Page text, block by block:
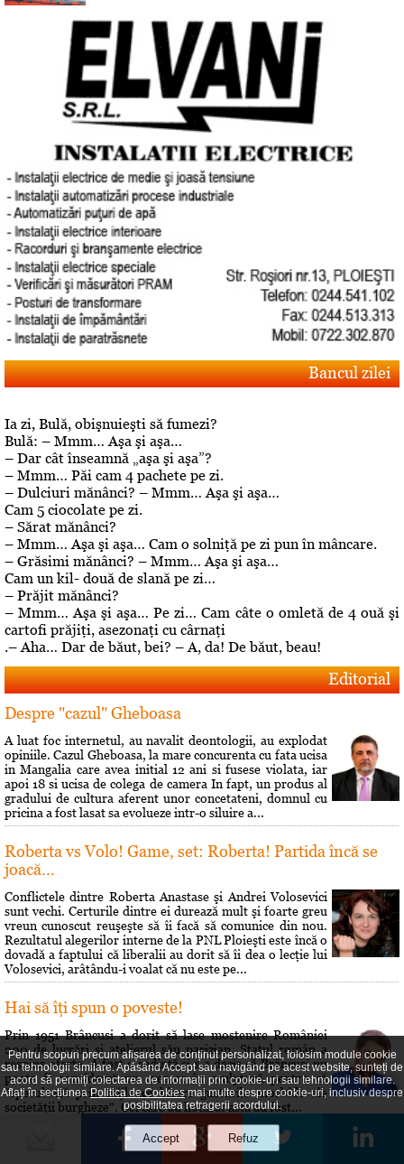
Bancul zilei
Ia zi, Bulă, obişnuieşti să fumezi?
Bulă: – Mmm… Aşa şi aşa…
– Dar cât înseamnă „aşa şi aşa”?
– Mmm… Păi cam 4 pachete pe zi.
– Dulciuri mănânci? – Mmm… Aşa şi aşa…
Cam 5 ciocolate pe zi.
– Sărat mănânci?
– Mmm… Aşa şi aşa… Cam o solniţă pe zi pun în mâncare.
– Grăsimi mănânci? – Mmm… Aşa şi aşa…
Cam un kil- două de slană pe zi…
– Prăjit mănânci?
– Mmm… Aşa şi aşa… Pe zi… Cam câte o omletă de 4 ouă şi
cartofi prăjiţi, asezonaţi cu cârnaţi
.– Aha… Dar de băut, bei? – A, da! De băut, beau!
Editorial
Despre "cazul" Gheboasa
A luat foc internetul, au navalit deontologii, au explodat
opiniile. Cazul Gheboasa, la mare concurenta cu fata ucisa
in Mangalia care avea initial 12 ani si fusese violata, iar
apoi 18 si ucisa de colega de camera In fapt, un produs al
gradului de cultura aferent unor concetateni, domnul cu
pricina a fost lasat sa evolueze intr-o siluire a...
Roberta vs Volo! Game, set: Roberta! Partida încă se
joacă...
Conflictele dintre Roberta Anastase şi Andrei Volosevici
sunt vechi. Certurile dintre ei durează mult şi foarte greu
vreun cunoscut reuşeşte să îi facă să comunice din nou.
Rezultatul alegerilor interne de la PNL Ploieşti este încă o
dovadă a faptului că liberalii au dorit să îi dea o lecţie lui
Volosevici, arâtându-i voalat că nu este pe...
Hai să îţi spun o poveste!
Prin 1951 Brâncusi a dorit să lase mostenire României
200 de lucrări si atelierul său parizian. Statul român a
respins oferta. A fost o sedinţă si s-a decis că Brâncusi nu
poate fi considerat un creator în sculptură pentru că
"speculează prin mijloace bizare gusturile morbide ale
societăţii burgheze". Cei care au hotărât asta au fost...
Maxima zilei
Pentru scopuri precum afișarea de conținut personalizat, folosim module cookie
sau tehnologii similare. Apăsând Accept sau navigând pe acest website, sunteți de
acord să permiți colectarea de informații prin cookie-uri sau tehnologii similare.
Aflați în secțiuneaPolitica de Cookiesmai multe despre cookie-uri, inclusiv despre
posibilitatea retragerii acordului.